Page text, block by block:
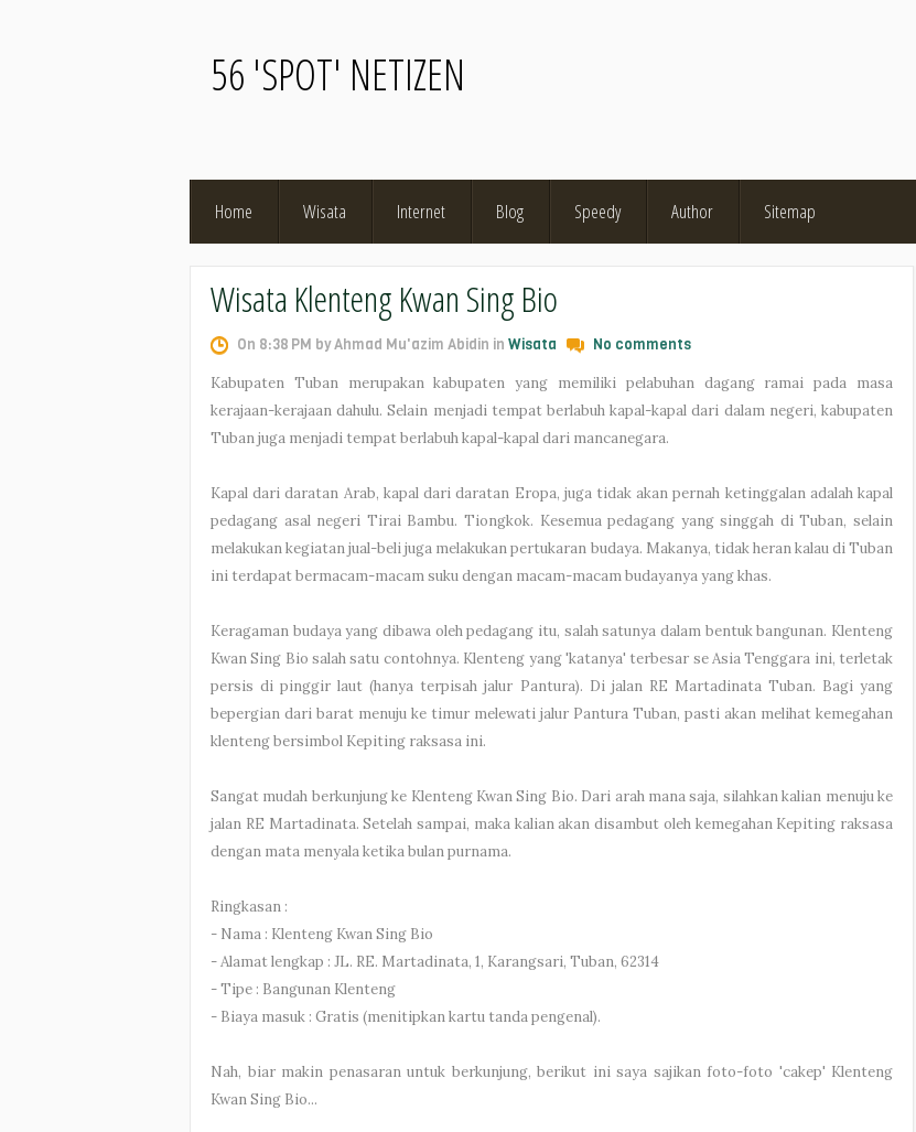
56 'SPOT' NETIZEN
Home Wisata Internet Blog Speedy Author Sitemap
Wisata Klenteng Kwan Sing Bio
On 8:38 PM by Ahmad Mu'azim Abidin in Wisata No comments
Kabupaten Tuban merupakan kabupaten yang memiliki pelabuhan dagang ramai pada masa
kerajaan-kerajaan dahulu. Selain menjadi tempat berlabuh kapal-kapal dari dalam negeri, kabupaten
Tuban juga menjadi tempat berlabuh kapal-kapal dari mancanegara.
Kapal dari daratan Arab, kapal dari daratan Eropa, juga tidak akan pernah ketinggalan adalah kapal
pedagang asal negeri Tirai Bambu. Tiongkok. Kesemua pedagang yang singgah di Tuban, selain
melakukan kegiatan jual-beli juga melakukan pertukaran budaya. Makanya, tidak heran kalau di Tuban
ini terdapat bermacam-macam suku dengan macam-macam budayanya yang khas.
Keragaman budaya yang dibawa oleh pedagang itu, salah satunya dalam bentuk bangunan. Klenteng
Kwan Sing Bio salah satu contohnya. Klenteng yang 'katanya' terbesar se Asia Tenggara ini, terletak
persis di pinggir laut (hanya terpisah jalur Pantura). Di jalan RE Martadinata Tuban. Bagi yang
bepergian dari barat menuju ke timur melewati jalur Pantura Tuban, pasti akan melihat kemegahan
klenteng bersimbol Kepiting raksasa ini.
Sangat mudah berkunjung ke Klenteng Kwan Sing Bio. Dari arah mana saja, silahkan kalian menuju ke
jalan RE Martadinata. Setelah sampai, maka kalian akan disambut oleh kemegahan Kepiting raksasa
dengan mata menyala ketika bulan purnama.
Ringkasan :
- Nama : Klenteng Kwan Sing Bio
- Alamat lengkap : JL. RE. Martadinata, 1, Karangsari, Tuban, 62314
- Tipe : Bangunan Klenteng
- Biaya masuk : Gratis (menitipkan kartu tanda pengenal).
Nah, biar makin penasaran untuk berkunjung, berikut ini saya sajikan foto-foto 'cakep' Klenteng
Kwan Sing Bio...